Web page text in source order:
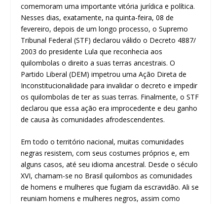
comemoram uma importante vitória jurídica e política.
Nesses dias, exatamente, na quinta-feira, 08 de
fevereiro, depois de um longo processo, o Supremo
Tribunal Federal (STF) declarou válido o Decreto 4887/
2003 do presidente Lula que reconhecia aos
quilombolas o direito a suas terras ancestrais. O
Partido Liberal (DEM) impetrou uma Ação Direta de
Inconstitucionalidade para invalidar o decreto e impedir
os quilombolas de ter as suas terras. Finalmente, o STF
declarou que essa ação era improcedente e deu ganho
de causa às comunidades afrodescendentes.
Em todo o território nacional, muitas comunidades
negras resistem, com seus costumes próprios e, em
alguns casos, até seu idioma ancestral. Desde o século
XVI, chamam-se no Brasil quilombos as comunidades
de homens e mulheres que fugiam da escravidão. Ali se
reuniam homens e mulheres negros, assim como